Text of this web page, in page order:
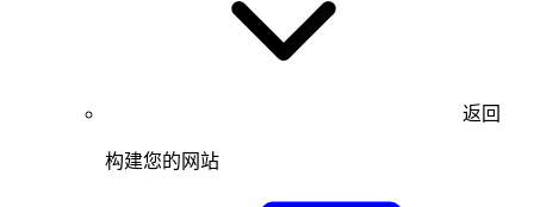
返回
构建您的网站